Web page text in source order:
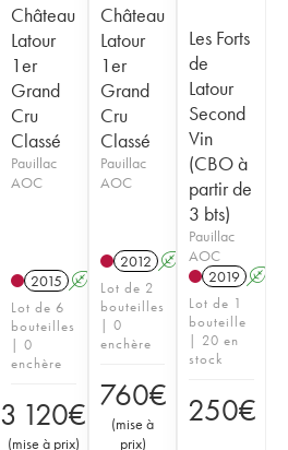
T
Château
Latour
1er
Grand
Cru
Classé
Pauillac
AOC
2015 A T
Lot de 6
bouteilles
| 0
enchère
3 120€
(mise à prix)
Château
Latour
1er
Grand
Cru
Classé
Pauillac
AOC
2012 A
Lot de 2
bouteilles
| 0
enchère
760€
(mise à
prix)
Les Forts
de
Latour
Second
Vin
(CBO à
partir de
3 bts)
Pauillac
AOC
2019 A
Lot de 1
bouteille
| 20 en
stock
250€